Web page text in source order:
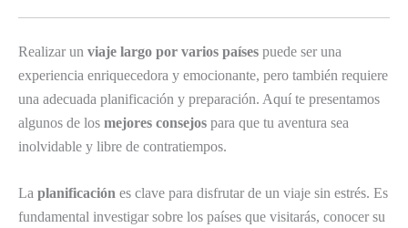
Realizar un viaje largo por varios países puede ser una
experiencia enriquecedora y emocionante, pero también requiere
una adecuada planificación y preparación. Aquí te presentamos
algunos de los mejores consejos para que tu aventura sea
inolvidable y libre de contratiempos.
La planificación es clave para disfrutar de un viaje sin estrés. Es
fundamental investigar sobre los países que visitarás, conocer su